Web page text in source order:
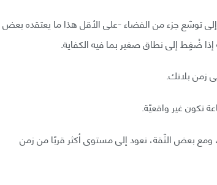
توسّع جزء من الفضاء -على الأقل هذا ما يعتقده بعض
إذا ضُغِط إلى نطاق صغير بما فيه الكفاية.
تكون غير واقعيّة.
ومع بعض الثّقة، نعود إلى مستوى أكثر قربًا من زمن